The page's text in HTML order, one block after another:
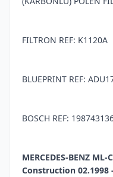
FILTRON REF: K1120A
BLUEPRINT REF:
BOSCH REF:
MERCEDES-BENZ
Construction 02.1998